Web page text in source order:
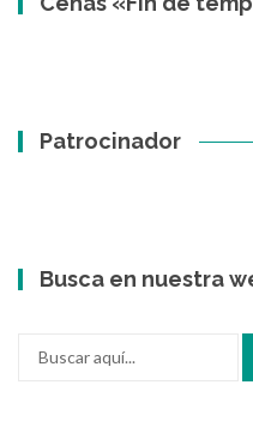
Patrocinador
Busca en nuestra